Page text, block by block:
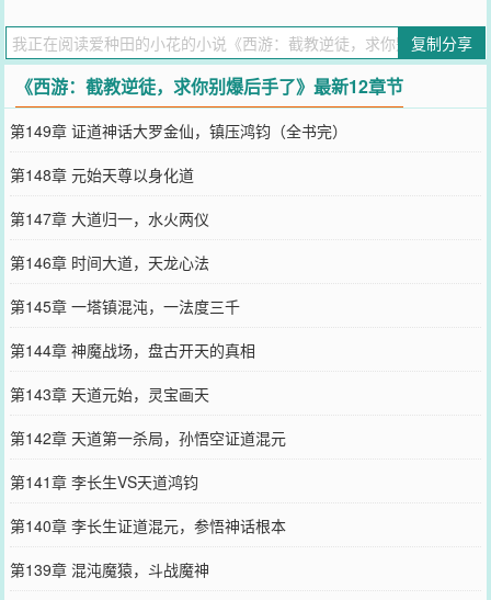
熬出头了。\n正在天庭宝库如数家珍的财神爷赵公明浑身一颤，不装
了，摊牌了，这些年搜刮的法宝、灵物终于要派上用场了。\n金鳌岛
外驻扎着百万天兵天将，杨戬却在跟那个逆徒喝茶打屁。\n月桂树
旁，那个叫做吴刚的猛人丢掉了手里的斧头，竟堂而皇之下界去了。
\n当嫦娥仙子一跃化身为太阴魔神投靠截教。\n当孔雀大明王一口气
吞了八宝功德池。\n当麒麟崖下压着云霄的棺材板被轰开，天道圣人
这才反应过来，这特么云霄已在玉虚宫下窃取了一个量劫的气运。\n
面对如来佛祖叛教，西方二圣只能让斗战胜佛接替如来坐镇佛门气
运。\n......\n咳咳。\n会不会这猴子也是那个逆徒留下的后手。
您要是觉得《西游：截教逆徒，求你别爆后手了
忘记向您QQ群和微博微信里的朋友推荐哦！
复制分享
《西游：截教逆徒，求你别爆后手了》最新12章节
第149章 证道神话大罗金仙，镇压鸿钧（全书完）
第148章 元始天尊以身化道
第147章 大道归一，水火两仪
第146章 时间大道，天龙心法
第145章 一塔镇混沌，一法度三千
第144章 神魔战场，盘古开天的真相
第143章 天道元始，灵宝画天
第142章 天道第一杀局，孙悟空证道混元
第141章 李长生VS天道鸿钧
第140章 李长生证道混元，参悟神话根本
第139章 混沌魔猿，斗战魔神